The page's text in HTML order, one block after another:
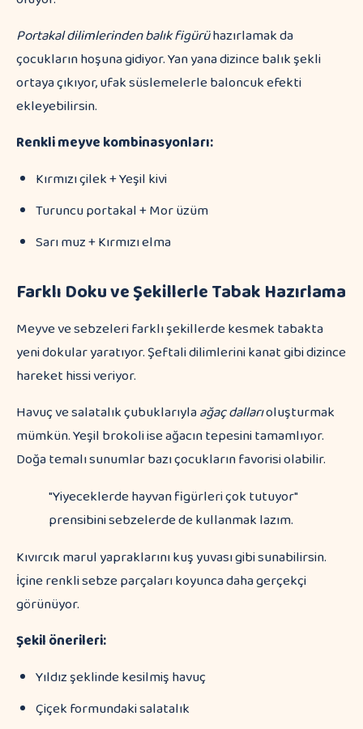
Portakal dilimlerinden balık figürühazırlamak da
çocukların hoşuna gidiyor. Yan yana dizince balık şekli
ortaya çıkıyor, ufak süslemelerle baloncuk efekti
ekleyebilirsin.
Renkli meyve kombinasyonları:
Kırmızı çilek + Yeşil kivi
Turuncu portakal + Mor üzüm
Sarı muz + Kırmızı elma
Farklı Doku ve Şekillerle Tabak Hazırlama
Meyve ve sebzeleri farklı şekillerde kesmek tabakta
yeni dokular yaratıyor. Şeftali dilimlerini kanat gibi dizince
hareket hissi veriyor.
Havuç ve salatalık çubuklarıylaağaç dallarıoluşturmak
mümkün. Yeşil brokoli ise ağacın tepesini tamamlıyor.
Doğa temalı sunumlar bazı çocukların favorisi olabilir.
"Yiyeceklerde hayvan figürleri çok tutuyor"
prensibini sebzelerde de kullanmak lazım.
Kıvırcık marul yapraklarını kuş yuvası gibi sunabilirsin.
İçine renkli sebze parçaları koyunca daha gerçekçi
görünüyor.
Şekil önerileri:
Yıldız şeklinde kesilmiş havuç
Çiçek formundaki salatalık